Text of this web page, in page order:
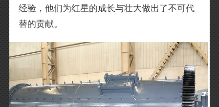
经验，他们为红星的成长与壮大做出了不可代
替的贡献。